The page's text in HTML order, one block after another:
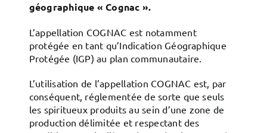
géographique « Cognac ».
L’appellation COGNAC est notamment
protégée en tant qu’Indication Géographique
Protégée (IGP) au plan communautaire.
L’utilisation de l’appellation COGNAC est, par
conséquent, réglementée de sorte que seuls
les spiritueux produits au sein d’une zone de
production délimitée et respectant des